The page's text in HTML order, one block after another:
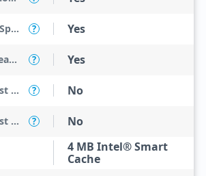
Enhanced Intel SpeedStep Technology ? Yes
Intel Hyper-Threading Technology ? Yes
Intel Turbo Boost Max Technology 3.0 ? No
Intel Turbo Boost Technology ? No
4 MB Intel® Smart
Cache